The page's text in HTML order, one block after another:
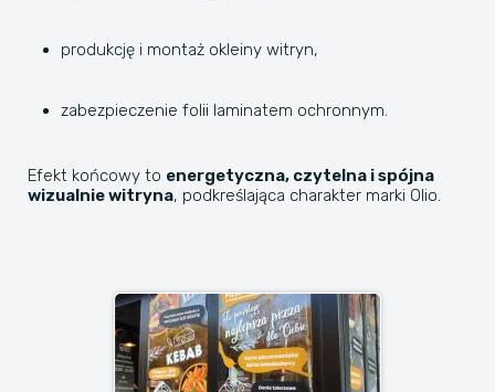
produkcję i montaż okleiny witryn,
zabezpieczenie folii laminatem ochronnym.
Efekt końcowy to energetyczna, czytelna i spójna
wizualnie witryna, podkreślająca charakter marki Olio.